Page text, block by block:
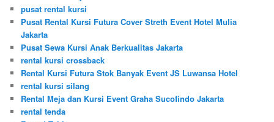
pusat rental kursi
Pusat Rental Kursi Futura Cover Streth Event Hotel Mulia
Jakarta
Pusat Sewa Kursi Anak Berkualitas Jakarta
rental kursi crossback
Rental Kursi Futura Stok Banyak Event JS Luwansa Hotel
rental kursi silang
Rental Meja dan Kursi Event Graha Sucofindo Jakarta
rental tenda